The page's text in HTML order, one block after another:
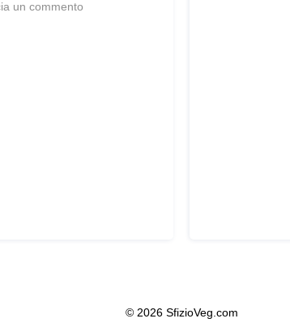
un commento
© 2026 SfizioVeg.com